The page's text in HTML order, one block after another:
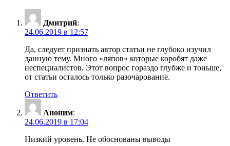
Дмитрий:
24.06.2019 в 12:57
Да, следует признать автор статьи не глубоко изучил
данную тему. Много «ляпов» которые коробят даже
неспециалистов. Этот вопрос гораздо глубже и тоньше,
от статьи осталось только разочарование.
Ответить
Аноним:
24.06.2019 в 17:04
Низкий уровень. Не обоснованы выводы